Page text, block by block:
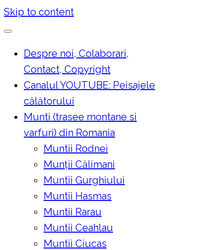
Skip to content
Despre noi, Colaborari,
Contact, Copyright
Canalul YOUTUBE: Peisajele
călătorului
Munti (trasee montane si
varfuri) din Romania
Muntii Rodnei
Munţii Călimani
Muntii Gurghiului
Muntii Hasmas
Muntii Rarau
Muntii Ceahlau
Muntii Ciucas